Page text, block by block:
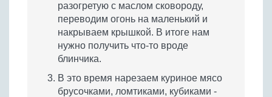
разогретую с маслом сковороду,
переводим огонь на маленький и
накрываем крышкой. В итоге нам
нужно получить что-то вроде
блинчика.
В это время нарезаем куриное мясо
брусочками, ломтиками, кубиками -